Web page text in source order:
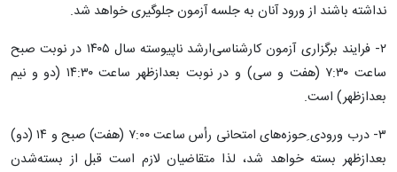
نداشته باشند از ورود آنان به جلسه آزمون جلوگیری خواهد شد.
۲- فرایند برگزاری آزمون‌ کارشناسی‌ارشد ناپیوسته‌ سال‌ ۱۴۰۵ در نوبت صبح
ساعت‌ ۷:۳۰ (هفت و سی) و در نوبت بعدازظهر ساعت ۱۴:۳۰ (دو و نیم
بعدازظهر) است.
۳- درب ورودی ِحوزه‌های امتحانی رأس‌ ساعت‌ ۷:۰۰ (هفت) صبح و ۱۴ (دو)
بعدازظهر بسته خواهد شد، لذا متقاضیان لازم است قبل از بسته‌شدن